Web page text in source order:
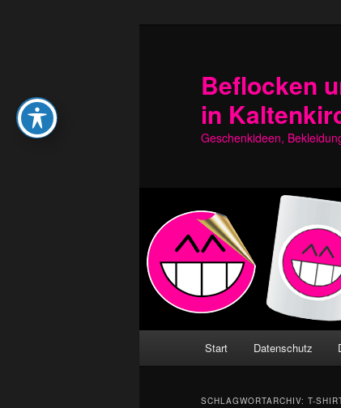
Beflocken
in
Geschenkideen,
Start Datenschutz
SCHLAGWORTARCHIV: T-